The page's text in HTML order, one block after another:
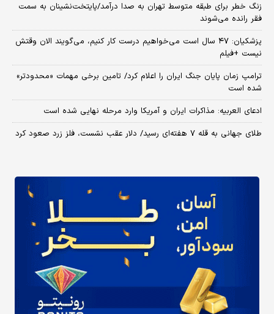
زنگ خطر برای طبقه متوسط تهران به صدا درآمد/پایتخت‌نشینان به سمت
فقر رانده می‌شوند
پزشکیان: ۴۷ سال است می‌خواهیم درست کار کنیم، می‌گویند الان وقتش
نیست +فیلم
ترامپ زمان پایان جنگ ایران را اعلام کرد/ تامین برخی مهمات «محدودتر»
شده است
ادعای العربیه: مذاکرات ایران و آمریکا وارد مرحله نهایی شده است
طلای جهانی به قله ۷ هفته‌ای رسید/ دلار عقب نشست، فلز زرد صعود کرد